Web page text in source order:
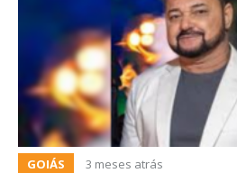
GOIÁS 3 meses atrás